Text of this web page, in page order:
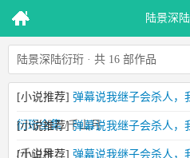
陆景深
陆景深陆衍珩 · 共 16 部作品
[小说推荐] 弹幕说我继子会杀人，
衍珩全集/千山月
[小说推荐] 弹幕说我继子会杀人，
/千山月
[小说推荐] 弹幕说我继子会杀人，